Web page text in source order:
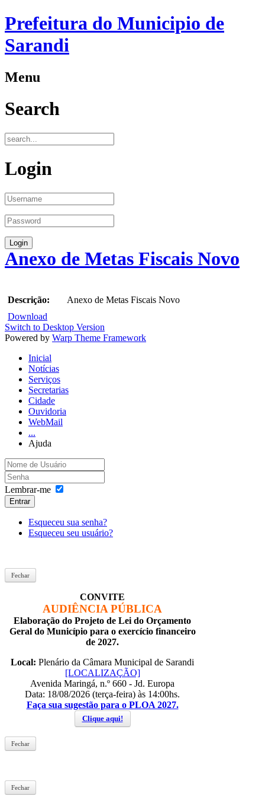
Prefeitura do Municipio de
Sarandi
Menu
Search
Login
Anexo de Metas Fiscais Novo
Descrição:
Anexo de Metas Fiscais Novo
Download
Switch to Desktop Version
Powered by Warp Theme Framework
Inicial
Notícias
Serviços
Secretarias
Cidade
Ouvidoria
WebMail
...
Ajuda
Lembrar-me
Entrar
Esqueceu sua senha?
Esqueceu seu usuário?
Fechar
CONVITE
AUDIÊNCIA PÚBLICA
Elaboração do Projeto de Lei do Orçamento
Geral do Município para o exercício financeiro
de 2027.
Local: Plenário da Câmara Municipal de Sarandi
[LOCALIZAÇÃO]
Avenida Maringá, n.º 660 - Jd. Europa
Data: 18/08/2026 (terça-feira) às 14:00hs.
Faça sua sugestão para o PLOA 2027.
Clique aqui!
Fechar
Fechar